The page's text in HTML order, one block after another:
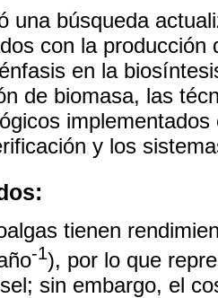
una búsqueda
con la
en la
de biomasa, las
y los
tienen
-1), por lo que
sin embargo, el